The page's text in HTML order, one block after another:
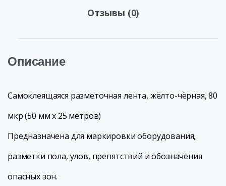
Отзывы (0)
Описание
Самоклеящаяся разметочная лента, жёлто-чёрная, 80
мкр (50 мм х 25 метров)
Предназначена для маркировки оборудования,
разметки пола, улов, препятствий и обозначения
опасных зон.